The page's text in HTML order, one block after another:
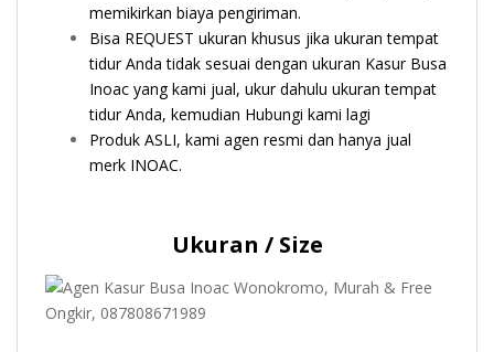
memikirkan biaya pengiriman.
Bisa REQUEST ukuran khusus jika ukuran tempat
tidur Anda tidak sesuai dengan ukuran Kasur Busa
Inoac yang kami jual, ukur dahulu ukuran tempat
tidur Anda, kemudian Hubungi kami lagi
Produk ASLI, kami agen resmi dan hanya jual
merk INOAC.
Ukuran / Size